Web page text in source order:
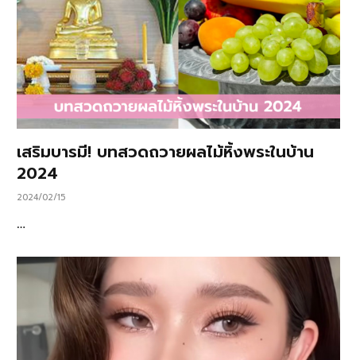
เสริมบารมี! บทสวดถวายผลไม้หิ้งพระในบ้าน
2024
2024/02/15
…